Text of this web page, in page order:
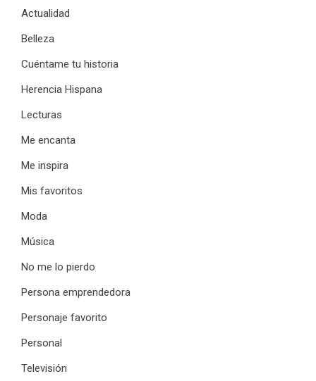
Actualidad
Belleza
Cuéntame tu historia
Herencia Hispana
Lecturas
Me encanta
Me inspira
Mis favoritos
Moda
Música
No me lo pierdo
Persona emprendedora
Personaje favorito
Personal
Televisión